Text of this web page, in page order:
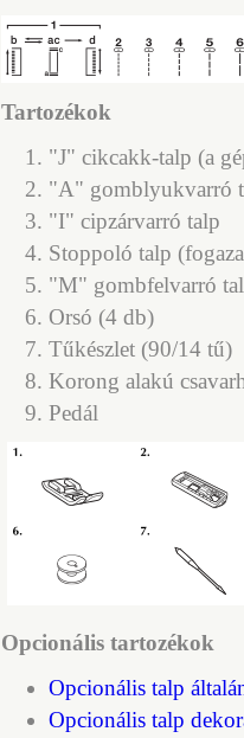
Tartozékok
"J" cikcakk-talp (a
"A" gomblyukvarró
"I" cipzárvarró talp
Stoppoló talp
"M" gombfelvarró
Orsó (4 db)
Tűkészlet (90/14 tű)
Korong alakú
Pedál
Opcionális tartozékok
Opcionális talp
Opcionális talp